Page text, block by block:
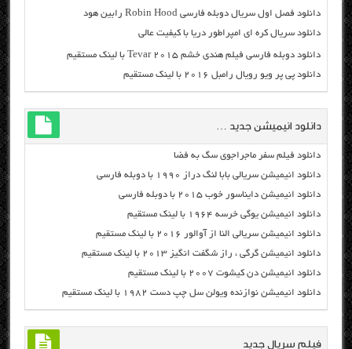
دانلود فصل اول سریال دوبله فارسی Robin Hood رابین هود
دانلود سریال کره ای امپراطور دریا با کیفیت عالی
دانلود دوبله فارسی فیلم هندی خشم Tevar ۲۰۱۵ با لینک مستقیم
دانلود پی پر ویو رویال رامبل ۲۰۱۶ با لینک مستقیم
دانلود انیمیشن جدید …
دانلود فیلم سفر ماجراجوی سگ به فضا
دانلود انیمیشن سریالی بابا لنگ دراز ۱۹۹۰ با دوبله فارسی
دانلود انیمیشن دایناسور خوب ۲۰۱۵ با دوبله فارسی
دانلود انیمیشن یوگی خرسه ۱۹۶۴ با لینک مستقیم
دانلود انیمیشن سریالی النا از آوالور ۲۰۱۶ با لینک مستقیم
دانلود انیمیشن گرگی ، راز شگفت انگیز ۲۰۱۳ با لینک مستقیم
دانلود انیمیشن دن کیشوت ۲۰۰۷ با لینک مستقیم
دانلود انیمیشن نوازنده ویولن سل چپ دست ۱۹۸۲ با لینک مستقیم
فیلم سریال جدید